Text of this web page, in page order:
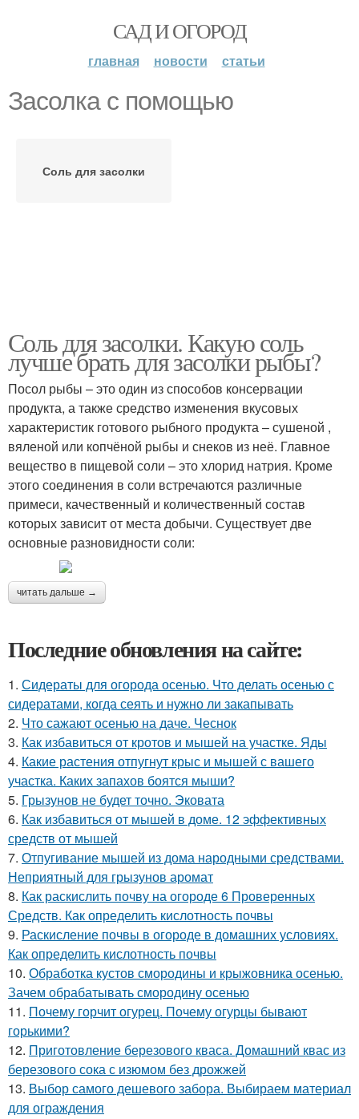
САД И ОГОРОД
главная новости статьи
Засолка с помощью
Соль для засолки
Соль для засолки. Какую соль
лучше брать для засолки рыбы?
Посол рыбы – это один из способов консервации
продукта, а также средство изменения вкусовых
характеристик готового рыбного продукта – сушеной ,
вяленой или копчёной рыбы и снеков из неё. Главное
вещество в пищевой соли – это хлорид натрия. Кроме
этого соединения в соли встречаются различные
примеси, качественный и количественный состав
которых зависит от места добычи. Существует две
основные разновидности соли:
читать дальше →
Последние обновления на сайте:
1. Сидераты для огорода осенью. Что делать осенью с
сидератами, когда сеять и нужно ли закапывать
2. Что сажают осенью на даче. Чеснок
3. Как избавиться от кротов и мышей на участке. Яды
4. Какие растения отпугнут крыс и мышей с вашего
участка. Каких запахов боятся мыши?
5. Грызунов не будет точно. Эковата
6. Как избавиться от мышей в доме. 12 эффективных
средств от мышей
7. Отпугивание мышей из дома народными средствами.
Неприятный для грызунов аромат
8. Как раскислить почву на огороде 6 Проверенных
Средств. Как определить кислотность почвы
9. Раскисление почвы в огороде в домашних условиях.
Как определить кислотность почвы
10. Обработка кустов смородины и крыжовника осенью.
Зачем обрабатывать смородину осенью
11. Почему горчит огурец. Почему огурцы бывают
горькими?
12. Приготовление березового кваса. Домашний квас из
березового сока с изюмом без дрожжей
13. Выбор самого дешевого забора. Выбираем материал
для ограждения